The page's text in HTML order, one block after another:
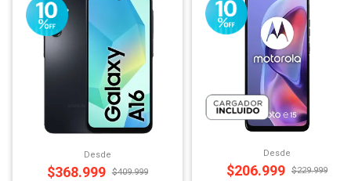
Desde
$368.999 $409.999
Desde
$206.999 $229.999